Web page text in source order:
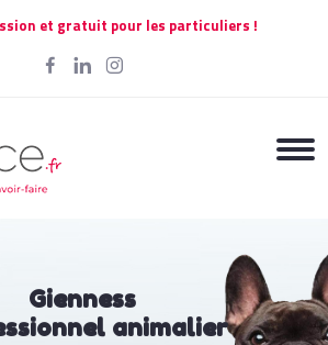
et gratuit pour les particuliers !
Gienness
animalier